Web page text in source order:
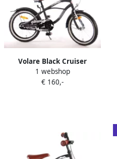
Volare Black Cruiser
Kinderfiets Jongens 18 inch
Zwart 95% afgemonteerd
1 webshop
€ 160,-